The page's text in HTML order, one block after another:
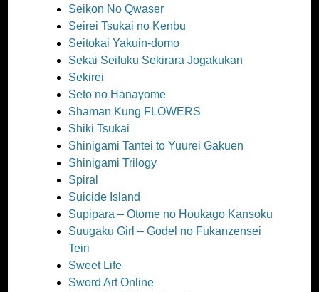
Seikon No Qwaser
Seirei Tsukai no Kenbu
Seitokai Yakuin-domo
Sekai Seifuku Sekirara Jogakukan
Sekirei
Seto no Hanayome
Shaman Kung FLOWERS
Shiki Tsukai
Shinigami Tantei to Yuurei Gakuen
Shinigami Trilogy
Spiral
Suicide Island
Supipara – Otome no Houkago Kansoku
Suugaku Girl – Godel no Fukanzensei
Teiri
Sweet Life
Sword Art Online